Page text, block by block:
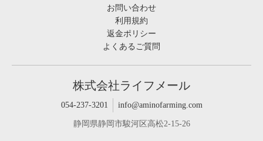
お問い合わせ
利用規約
返金ポリシー
よくあるご質問
株式会社ライフメール
054-237-3201 info@aminofarming.com
静岡県静岡市駿河区高松2-15-26